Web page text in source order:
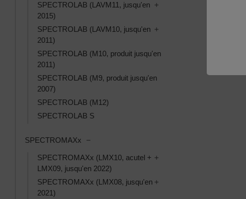
SPECTROLAB (LAVM11, jusqu'en
2015)
SPECTROLAB (LAVM10, jusqu'en
2011)
SPECTROLAB (M10, produit jusqu'en
2011)
SPECTROLAB (M9, produit jusqu'en
2007)
SPECTROLAB (M12)
SPECTROLAB S
SPECTROMAXx
SPECTROMAXx (LMX10, acutel +
LMX09, jusqu'en 2022)
SPECTROMAXx (LMX08, jusqu'en
2021)